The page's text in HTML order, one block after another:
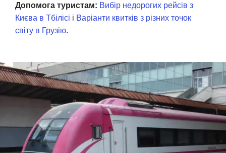
Допомога туристам: Вибір недорогих рейсів з
Києва в Тбілісі і Варіанти квитків з різних точок
світу в Грузію.